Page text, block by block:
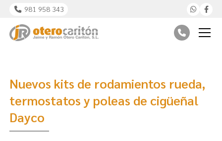
981 958 343
Nuevos kits de rodamientos rueda,
termostatos y poleas de cigüeñal
Dayco